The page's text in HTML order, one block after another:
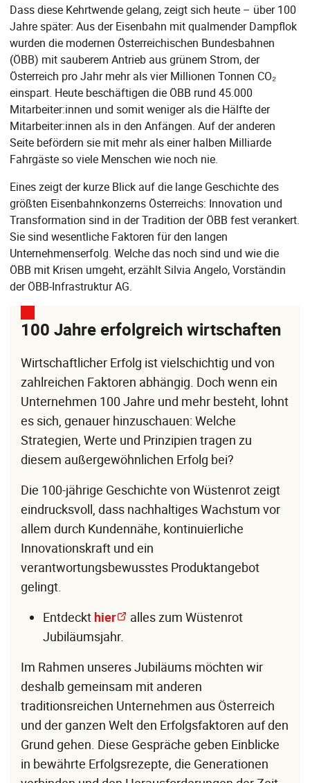
Dass diese Kehrtwende gelang, zeigt sich heute – über 100
Jahre später: Aus der Eisenbahn mit qualmender Dampflok
wurden die modernen Österreichischen Bundesbahnen
(ÖBB) mit sauberem Antrieb aus grünem Strom, der
Österreich pro Jahr mehr als vier Millionen Tonnen CO₂
einspart. Heute beschäftigen die ÖBB rund 45.000
Mitarbeiter:innen und somit weniger als die Hälfte der
Mitarbeiter:innen als in den Anfängen. Auf der anderen
Seite befördern sie mit mehr als einer halben Milliarde
Fahrgäste so viele Menschen wie noch nie.
Eines zeigt der kurze Blick auf die lange Geschichte des
größten Eisenbahnkonzerns Österreichs: Innovation und
Transformation sind in der Tradition der ÖBB fest verankert.
Sie sind wesentliche Faktoren für den langen
Unternehmenserfolg. Welche das noch sind und wie die
ÖBB mit Krisen umgeht, erzählt Silvia Angelo, Vorständin
der ÖBB-Infrastruktur AG.
100 Jahre erfolgreich wirtschaften
Wirtschaftlicher Erfolg ist vielschichtig und von
zahlreichen Faktoren abhängig. Doch wenn ein
Unternehmen 100 Jahre und mehr besteht, lohnt
es sich, genauer hinzuschauen: Welche
Strategien, Werte und Prinzipien tragen zu
diesem außergewöhnlichen Erfolg bei?
Die 100-jährige Geschichte von Wüstenrot zeigt
eindrucksvoll, dass nachhaltiges Wachstum vor
allem durch Kundennähe, kontinuierliche
Innovationskraft und ein
verantwortungsbewusstes Produktangebot
gelingt.
Entdeckt hier
alles zum Wüstenrot
Jubiläumsjahr.
Im Rahmen unseres Jubiläums möchten wir
deshalb gemeinsam mit anderen
traditionsreichen Unternehmen aus Österreich
und der ganzen Welt den Erfolgsfaktoren auf den
Grund gehen. Diese Gespräche geben Einblicke
in bewährte Erfolgsrezepte, die Generationen